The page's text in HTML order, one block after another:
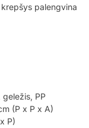
palengvina
PP
(P x P x A)
P)